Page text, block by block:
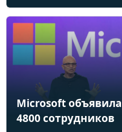
Microsoft
4800 сотрудников